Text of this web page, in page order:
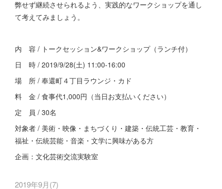
弊せず継続させられるよう、実践的なワークショップを通し
て考えてみましょう。
内 容 / トークセッション&ワークショップ（ランチ付）
日 時 / 2019/9/28(土) 11:00-16:00
場 所 / 奉還町４丁目ラウンジ・カド
料 金 / 食事代1,000円（当日お支払いください）
定 員 / 30名
対象者 / 美術・映像・まちづくり・建築・伝統工芸・教育・
福祉・伝統芸能・音楽・文学に興味がある方
企画：文化芸術交流実験室
2019年9月(7)